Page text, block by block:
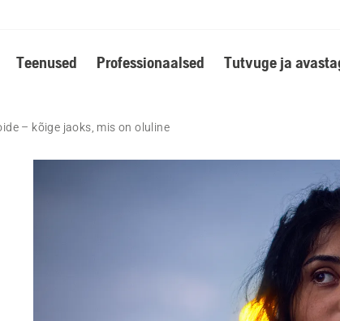
Teenused Professionaalsed Tutvuge ja
– kõige jaoks, mis on oluline